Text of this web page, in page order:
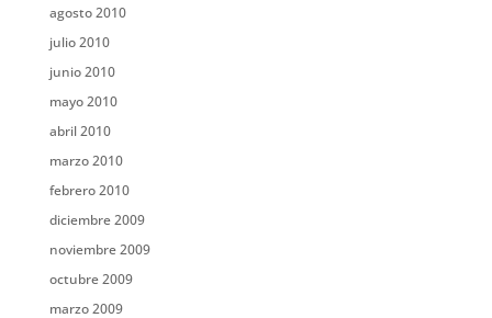
agosto 2010
julio 2010
junio 2010
mayo 2010
abril 2010
marzo 2010
febrero 2010
diciembre 2009
noviembre 2009
octubre 2009
marzo 2009